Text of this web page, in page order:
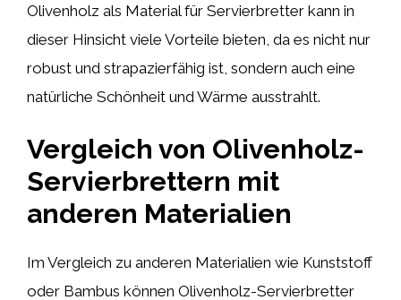
Olivenholz als Material für Servierbretter kann in
dieser Hinsicht viele Vorteile bieten, da es nicht nur
robust und strapazierfähig ist, sondern auch eine
natürliche Schönheit und Wärme ausstrahlt.
Vergleich von Olivenholz-
Servierbrettern mit
anderen Materialien
Im Vergleich zu anderen Materialien wie Kunststoff
oder Bambus können Olivenholz-Servierbretter